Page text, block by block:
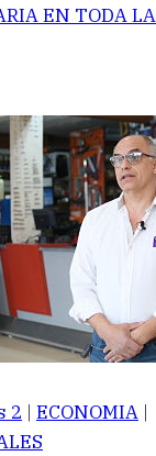
EN TODA
2 | ECONOMIA |